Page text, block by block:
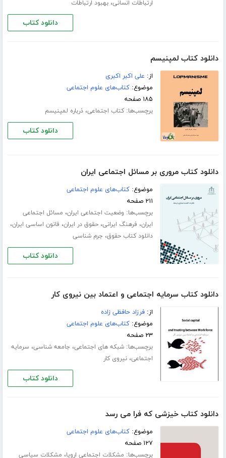
ارتباطات انسانی،بهبود ارتباطات
دانلود کتاب
دانلود کتاب لمپنیسم
از: علی اکبر اکبری
موضوع:کتاب‌های علوم اجتماعی
۱۸۵ صفحه
برچسب‌ها:کتاب اجتماعی،ذرباره لمپنیسم
دانلود کتاب
دانلود کتاب مروری بر مسائل اجتماعی ایران
موضوع:کتاب‌های علوم اجتماعی
۲۱۱ صفحه
برچسب‌ها: وضعیت اجتماعی ایران، مسائل اجتماعی
ایران، فرهنگ ایرانی،حقوق در ایران، قانون اساسی ایران،
دانلود کتاب حقوق، جرم شناسی
دانلود کتاب
دانلود کتاب سرمایه اجتماعی و اعتماد بین نیروی کار
از:فرزاد حافظی زاده
موضوع:کتاب‌های علوم اجتماعی
۲۳ صفحه
برچسب‌ها:شبکه های اجتماعی، جامعه شناسی، سرمایه
اجتماعی،نیروی کار
دانلود کتاب
دانلود کتاب خیزشی که فرا می رسد
موضوع:کتاب‌های علوم اجتماعی
۱۲۷ صفحه
برچسب‌ها: مشکلات اجتماعی اروپا، مشکلات سیاسی